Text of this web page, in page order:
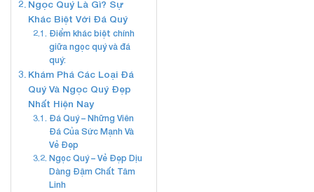
Ngọc Quý Là Gì? Sự
Khác Biệt Với Đá Quý
Điểm khác biệt chính
giữa ngọc quý và đá
quý:
Khám Phá Các Loại Đá
Quý Và Ngọc Quý Đẹp
Nhất Hiện Nay
Đá Quý – Những Viên
Đá Của Sức Mạnh Và
Vẻ Đẹp
Ngọc Quý – Vẻ Đẹp Dịu
Dàng Đậm Chất Tâm
Linh